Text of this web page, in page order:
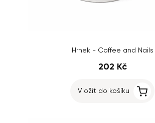
Hrnek - Coffee and Nails
202 Kč
Vložit do košíku